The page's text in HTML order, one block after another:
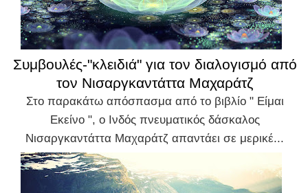
Συμβουλές-"κλειδιά" για τον διαλογισμό από
τον Νισαργκαντάττα Μαχαράτζ
Στο παρακάτω απόσπασμα από το βιβλίο " Είμαι
Εκείνο ", ο Ινδός πνευματικός δάσκαλος
Νισαργκαντάττα Μαχαράτζ απαντάει σε μερικέ...